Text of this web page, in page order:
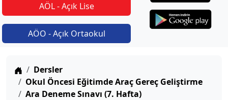
AÖL - Açık Lise
AÖO - Açık Ortaokul
Anasayfa
Dersler
Okul Öncesi Eğitimde Araç Gereç Geliştirme
Ara Deneme Sınavı (7. Hafta)